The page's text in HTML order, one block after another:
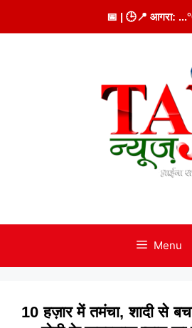
to
📅 | 🕒📍 आगरा: ...
Menu
10 हज़ार में तमंचा, शादी से